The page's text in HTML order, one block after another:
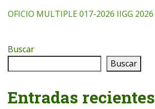
OFICIO MULTIPLE 017-2026 IIGG 2026
Buscar
Buscar
Entradas recientes